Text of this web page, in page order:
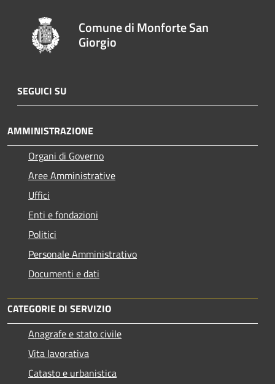
Comune di Monforte San
Giorgio
SEGUICI SU
AMMINISTRAZIONE
Organi di Governo
Aree Amministrative
Uffici
Enti e fondazioni
Politici
Personale Amministrativo
Documenti e dati
CATEGORIE DI SERVIZIO
Anagrafe e stato civile
Vita lavorativa
Catasto e urbanistica